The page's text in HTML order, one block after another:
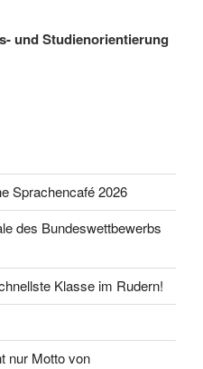
und Studienorientierung
Sprachencafé 2026
des Bundeswettbewerbs
Klasse im Rudern!
nur Motto von